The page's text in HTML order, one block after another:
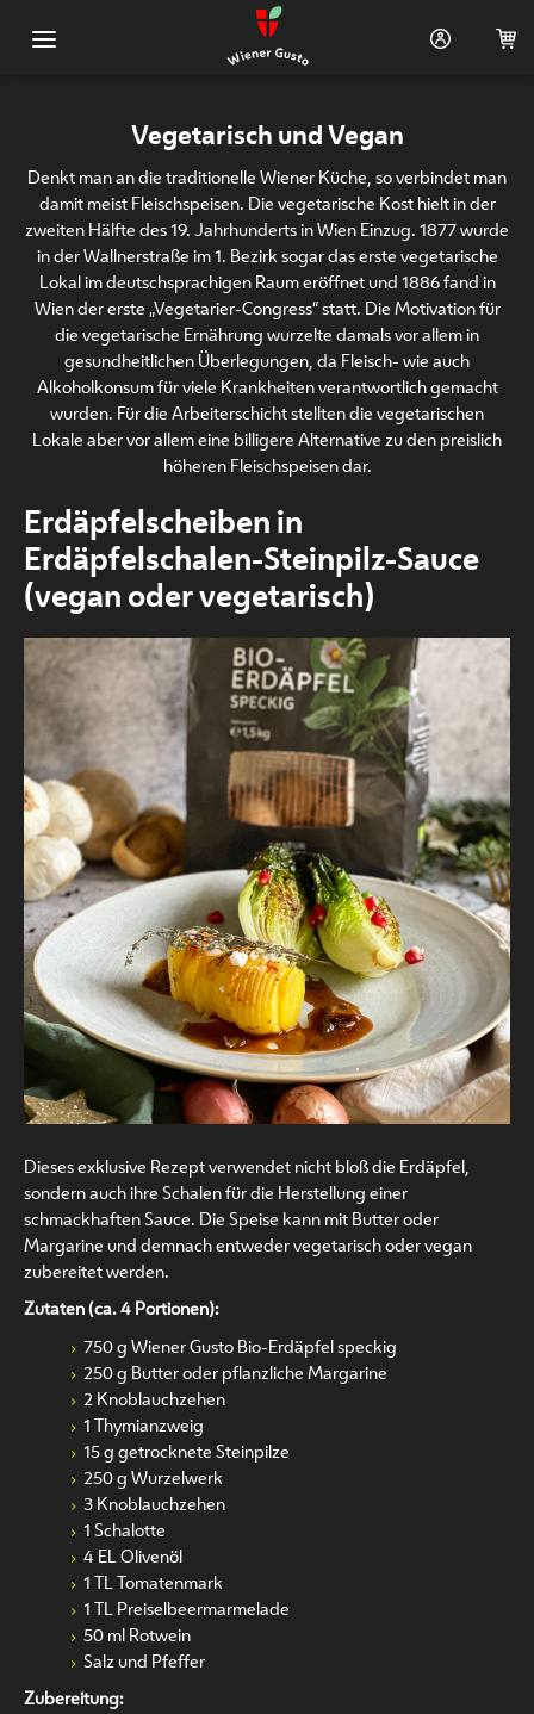
Vegetarisch und Vegan
Denkt man an die traditionelle Wiener Küche, so verbindet man
damit meist Fleischspeisen. Die vegetarische Kost hielt in der
zweiten Hälfte des 19. Jahrhunderts in Wien Einzug. 1877 wurde
in der Wallnerstraße im 1. Bezirk sogar das erste vegetarische
Lokal im deutschsprachigen Raum eröffnet und 1886 fand in
Wien der erste „Vegetarier-Congress“ statt. Die Motivation für
die vegetarische Ernährung wurzelte damals vor allem in
gesundheitlichen Überlegungen, da Fleisch- wie auch
Alkoholkonsum für viele Krankheiten verantwortlich gemacht
wurden. Für die Arbeiterschicht stellten die vegetarischen
Lokale aber vor allem eine billigere Alternative zu den preislich
höheren Fleischspeisen dar.
Erdäpfelscheiben in
Erdäpfelschalen-Steinpilz-Sauce
(vegan oder vegetarisch)
Dieses exklusive Rezept verwendet nicht bloß die Erdäpfel,
sondern auch ihre Schalen für die Herstellung einer
schmackhaften Sauce. Die Speise kann mit Butter oder
Margarine und demnach entweder vegetarisch oder vegan
zubereitet werden.
Zutaten (ca. 4 Portionen):
750 g Wiener Gusto Bio-Erdäpfel speckig
250 g Butter oder pflanzliche Margarine
2 Knoblauchzehen
1 Thymianzweig
15 g getrocknete Steinpilze
250 g Wurzelwerk
3 Knoblauchzehen
1 Schalotte
4 EL Olivenöl
1 TL Tomatenmark
1 TL Preiselbeermarmelade
50 ml Rotwein
Salz und Pfeffer
Zubereitung:
Rezeptideen
Suppen und Salate
Brot, Gebäck und Kekse
Vegetarische und
vegane Speisen
Bio-Schwein
Kuchen und